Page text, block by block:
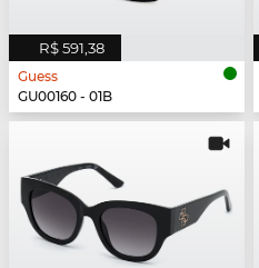
R$ 591,38
Guess
GU00160 - 01B